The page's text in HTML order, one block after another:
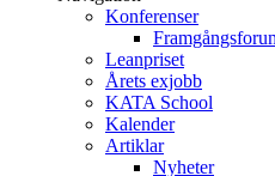
Konferenser
Leanpriset
Årets exjobb
KATA School
Kalender
Artiklar
Nyheter